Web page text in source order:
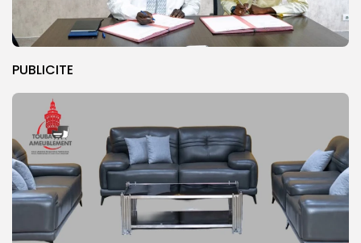
PUBLICITE